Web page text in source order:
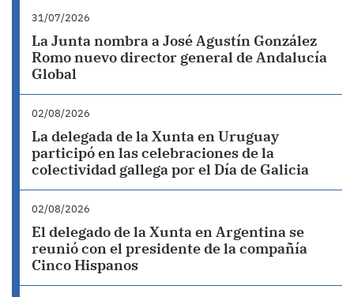
31/07/2026
La Junta nombra a José Agustín González
Romo nuevo director general de Andalucía
Global
02/08/2026
La delegada de la Xunta en Uruguay
participó en las celebraciones de la
colectividad gallega por el Día de Galicia
02/08/2026
El delegado de la Xunta en Argentina se
reunió con el presidente de la compañía
Cinco Hispanos